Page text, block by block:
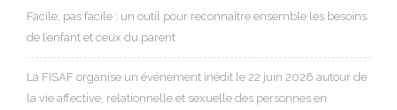
Facile, pas facile : un outil pour reconnaître ensemble les besoins
de l’enfant et ceux du parent
La FISAF organise un événement inédit le 22 juin 2026 autour de
la vie affective, relationnelle et sexuelle des personnes en